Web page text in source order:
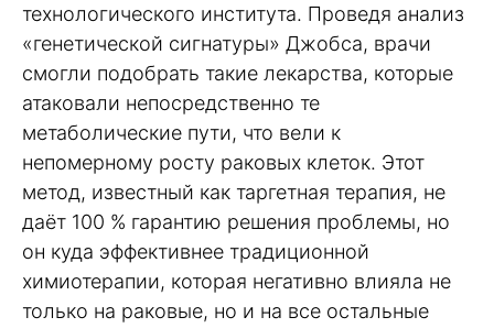
технологического института. Проведя анализ
«генетической сигнатуры» Джобса, врачи
смогли подобрать такие лекарства, которые
атаковали непосредственно те
метаболические пути, что вели к
непомерному росту раковых клеток. Этот
метод, известный как таргетная терапия, не
даёт 100 % гарантию решения проблемы, но
он куда эффективнее традиционной
химиотерапии, которая негативно влияла не
только на раковые, но и на все остальные